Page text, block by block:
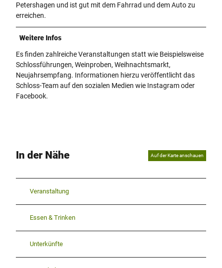
Petershagen und ist gut mit dem Fahrrad und dem Auto zu
erreichen.
Weitere Infos
Es finden zahlreiche Veranstaltungen statt wie Beispielsweise
Schlossführungen, Weinproben, Weihnachtsmarkt,
Neujahrsempfang. Informationen hierzu veröffentlicht das
Schloss-Team auf den sozialen Medien wie Instagram oder
Facebook.
In der Nähe Auf der Karte anschauen
Veranstaltung
Essen & Trinken
Unterkünfte